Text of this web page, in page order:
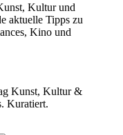
Kultur und
aktuelle Tipps zu
Kino und
Kunst, Kultur &
Kuratiert.